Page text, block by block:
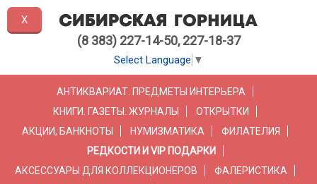
(8 383) 227-14-50, 227-18-37
Select Language ▼
АНТИКВАРИАТ. ПРЕДМЕТЫ ИНТЕРЬЕРА
КНИГИ. ГАЗЕТЫ. ЖУРНАЛЫ
ОТКРЫТКИ
АКЦИИ, БАНКНОТЫ
НУМИЗМАТИКА
ФИЛАТЕЛИЯ
РЕДКОСТИ И VIP ПОДАРКИ
АКСЕССУАРЫ ДЛЯ КОЛЛЕКЦИОНЕРОВ
ФАЛЕРИСТИКА
X